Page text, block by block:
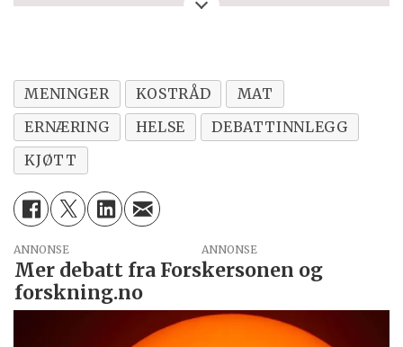
MENINGER KOSTRÅD
MAT
ERNÆRING
HELSE
DEBATTINNLEGG
KJØTT
ANNONSE
Mer debatt fra Forskersonen og
forskning.no